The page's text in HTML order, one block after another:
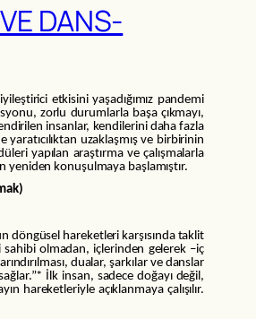
DANS-
etkisini yaşadığımız pandemi
zorlu durumlarla başa çıkmayı,
insanlar, kendilerini daha fazla
uzaklaşmış ve birbirinin
yapılan araştırma ve çalışmalarla
yeniden konuşulmaya başlamıştır.
döngüsel hareketleri karşısında taklit
sahibi olmadan, içlerinden gelerek –iç
dualar, şarkılar ve danslar
İlk insan, sadece doğayı değil,
hareketleriyle açıklanmaya çalışılır.